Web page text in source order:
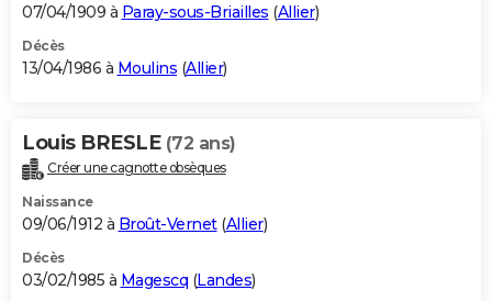
07/04/1909 à Paray-sous-Briailles (Allier)
Décès
13/04/1986 à Moulins (Allier)
Louis BRESLE (72 ans)
Créer une cagnotte obsèques
Naissance
09/06/1912 à Broût-Vernet(Allier)
Décès
03/02/1985 à Magescq (Landes)